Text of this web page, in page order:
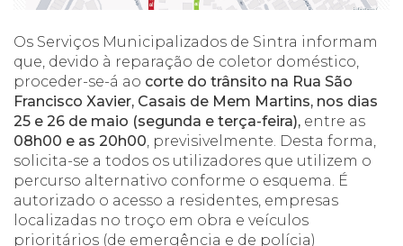
Os Serviços Municipalizados de Sintra informam
que, devido à reparação de coletor doméstico,
proceder-se-á ao corte do trânsito na Rua São
Francisco Xavier, Casais de Mem Martins, nos dias
25 e 26 de maio (segunda e terça-feira), entre as
08h00 e as 20h00, previsivelmente. Desta forma,
solicita-se a todos os utilizadores que utilizem o
percurso alternativo conforme o esquema. É
autorizado o acesso a residentes, empresas
localizadas no troço em obra e veículos
prioritários (de emergência e de polícia)